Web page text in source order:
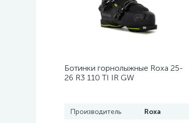
Ботинки горнолыжные Roxa 25-
26 R3 110 TI IR GW
Производитель Roxa